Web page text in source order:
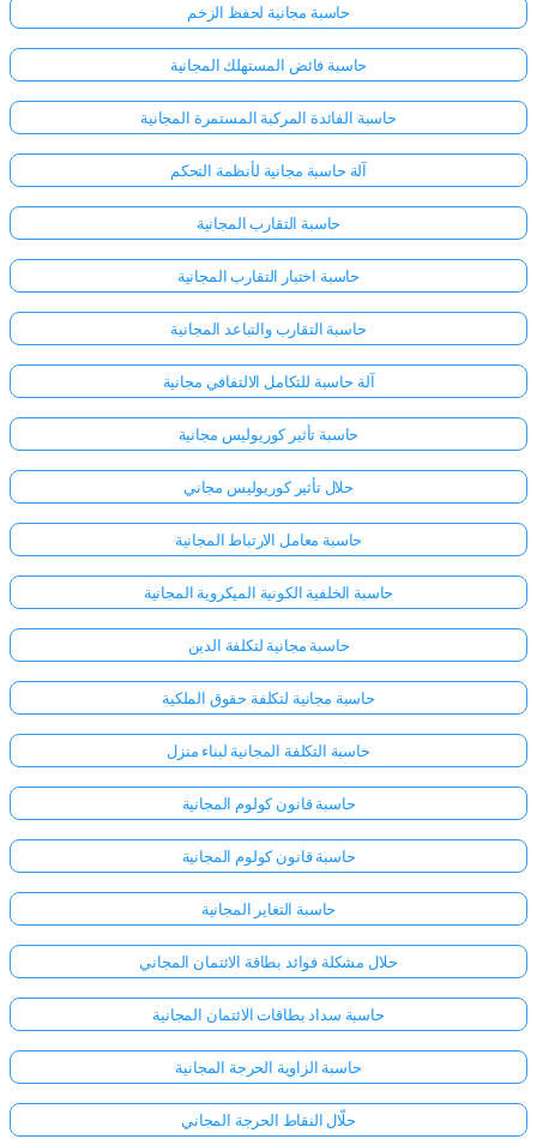
هنا!
الدعم:
حاسبة مجانية لحفظ الزخم
حاسبة فائض المستهلك المجانية
حاسبة الفائدة المركبة المستمرة المجانية
آلة حاسبة مجانية لأنظمة التحكم
حاسبة التقارب المجانية
حاسبة اختبار التقارب المجانية
حاسبة التقارب والتباعد المجانية
آلة حاسبة للتكامل الالتفافي مجانية
حاسبة تأثير كوريوليس مجانية
حلال تأثير كوريوليس مجاني
حاسبة معامل الارتباط المجانية
حاسبة الخلفية الكونية الميكروية المجانية
حاسبة مجانية لتكلفة الدين
حاسبة مجانية لتكلفة حقوق الملكية
حاسبة التكلفة المجانية لبناء منزل
حاسبة قانون كولوم المجانية
حاسبة قانون كولوم المجانية
حاسبة التغاير المجانية
حلال مشكلة فوائد بطاقة الائتمان المجاني
حاسبة سداد بطاقات الائتمان المجانية
حاسبة الزاوية الحرجة المجانية
حلّال النقاط الحرجة المجاني